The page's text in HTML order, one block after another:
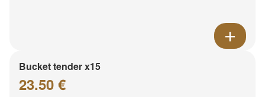
Bucket tender x15
23.50 €